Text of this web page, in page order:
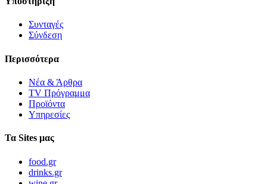
Συνταγές
Σύνδεση
Περισσότερα
Νέα & Άρθρα
TV Πρόγραμμα
Προϊόντα
Υπηρεσίες
Τα Sites μας
food.gr
drinks.gr